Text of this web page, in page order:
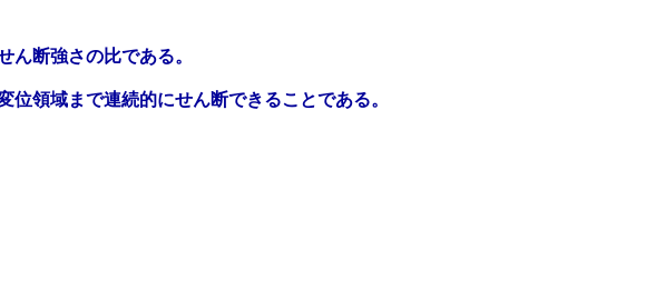
断強さの比である。
領域まで連続的にせん断できることである。